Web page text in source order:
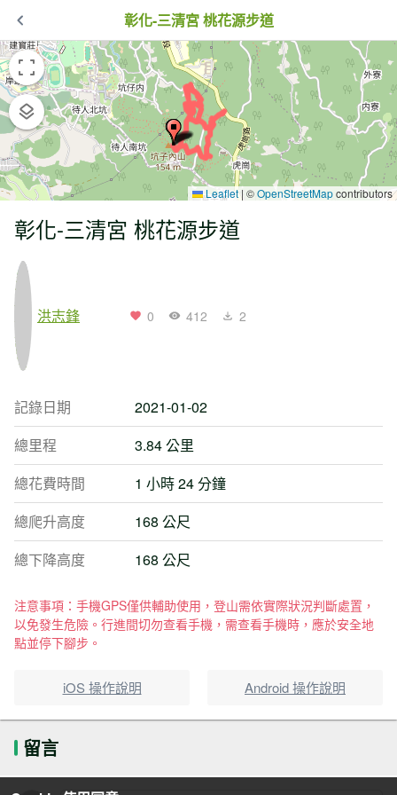
彰化-三清宮 桃花源步道
Leaflet | ©OpenStreetMapcontributors
彰化-三清宮 桃花源步道
洪志鋒 0 412 2
記錄日期
2021-01-02
總里程
3.84 公里
總花費時間
1 小時 24 分鐘
總爬升高度
168 公尺
總下降高度
168 公尺
注意事項：手機GPS僅供輔助使用，登山需依實際狀況判斷處置，
以免發生危險。行進間切勿查看手機，需查看手機時，應於安全地
點並停下腳步。
iOS 操作說明 Android 操作說明
留言